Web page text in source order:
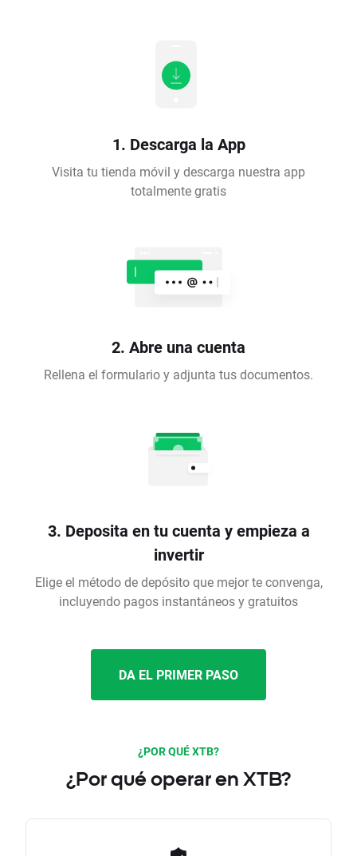
1. Descarga la App
Visita tu tienda móvil y descarga nuestra app
totalmente gratis
2. Abre una cuenta
Rellena el formulario y adjunta tus documentos.
3. Deposita en tu cuenta y empieza a
invertir
Elige el método de depósito que mejor te convenga,
incluyendo pagos instantáneos y gratuitos
DA EL PRIMER PASO
¿POR QUÉ XTB?
¿Por qué operar en XTB?